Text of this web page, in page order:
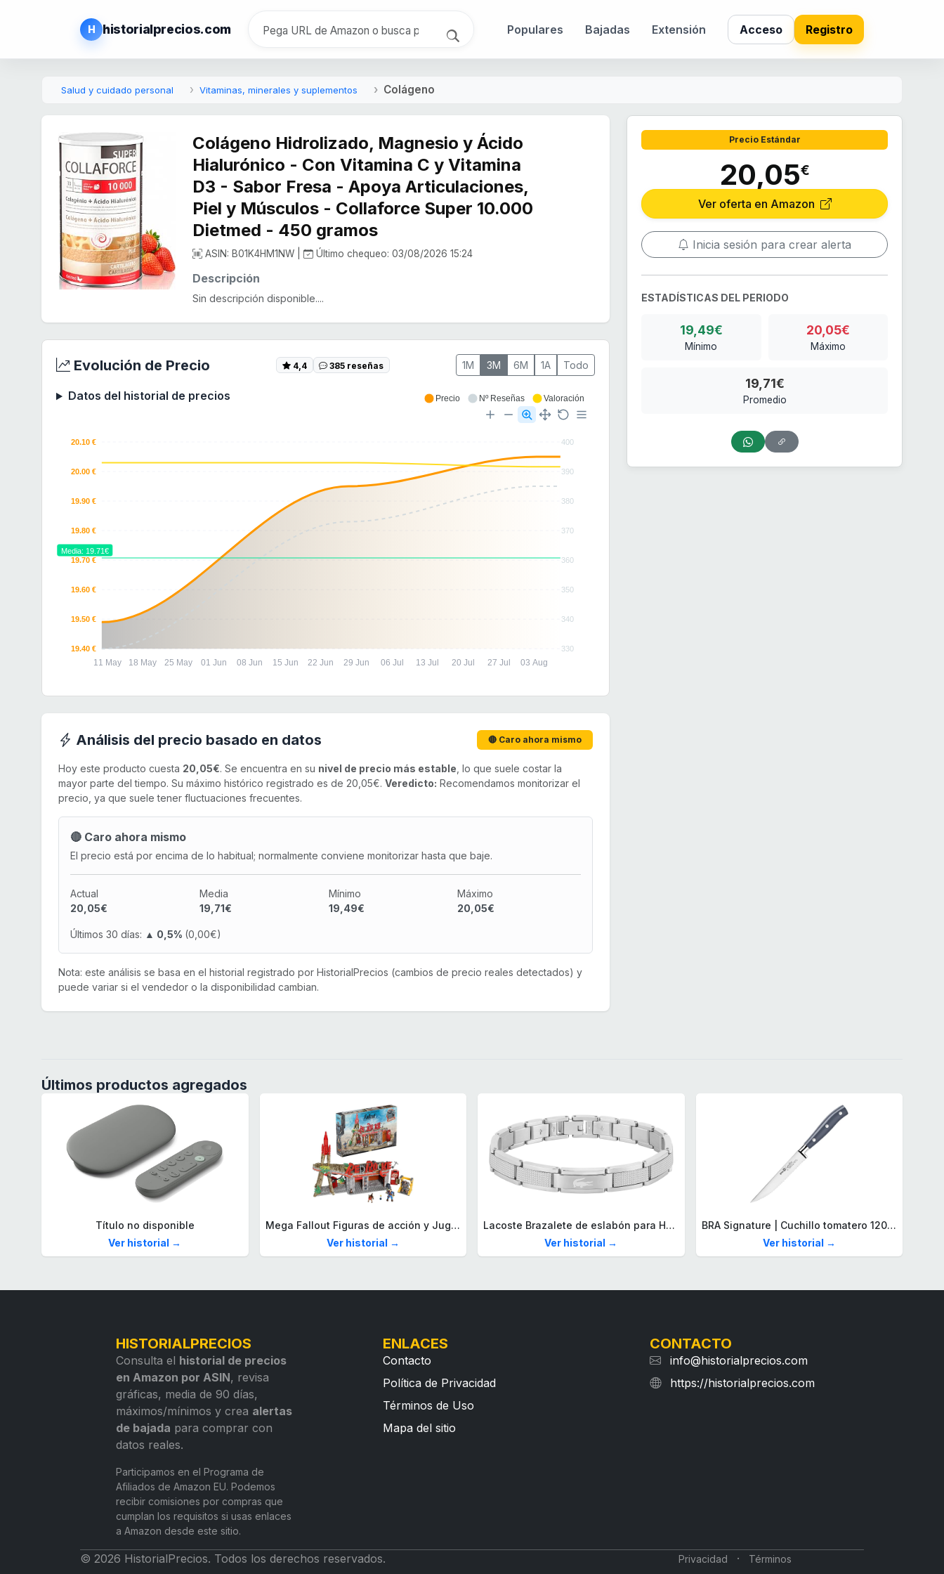
H historialprecios.com Populares Bajadas Extensión Acceso Registro
Salud y cuidado personal Vitaminas, minerales y suplementos Colágeno
Colágeno Hidrolizado, Magnesio y Ácido
Hialurónico - Con Vitamina C y Vitamina
D3 - Sabor Fresa - Apoya Articulaciones,
Piel y Músculos - Collaforce Super 10.000
Dietmed - 450 gramos
ASIN: B01K4HM1NW | Último chequeo: 03/08/2026 15:24
Descripción
Sin descripción disponible....
Evolución de Precio 4,4 385 reseñas 1M 3M 6M 1A Todo
Datos del historial de precios
400
390
380
370
360
350
340
330
20.10 €
20.00 €
19.90 €
19.80 €
19.70 €
19.60 €
19.50 €
19.40 €
11 May 18 May 25 May 01 Jun 08 Jun 15 Jun 22 Jun 29 Jun 06 Jul 13 Jul 20 Jul 27 Jul 03 Aug
Media: 19.71€
Precio Nº Reseñas Valoración
Análisis del precio basado en datos 🔴 Caro ahora mismo
Hoy este producto cuesta 20,05€. Se encuentra en su nivel de precio más estable , lo que suele costar la
mayor parte del tiempo. Su máximo histórico registrado es de 20,05€. Veredicto: Recomendamos monitorizar el
precio, ya que suele tener fluctuaciones frecuentes.
🔴 Caro ahora mismo
El precio está por encima de lo habitual; normalmente conviene monitorizar hasta que baje.
Actual
20,05€
Media
19,71€
Mínimo
19,49€
Máximo
20,05€
Últimos 30 días: ▲ 0,5% (0,00€)
Nota: este análisis se basa en el historial registrado por HistorialPrecios (cambios de precio reales detectados) y
puede variar si el vendedor o la disponibilidad cambian.
Precio Estándar
20,05€
Ver oferta en Amazon
Inicia sesión para crear alerta
ESTADÍSTICAS DEL PERIODO
19,49€
Mínimo
20,05€
Máximo
19,71€
Promedio
Últimos productos agregados
Título no disponible
Ver historial →
Mega Fallout Figuras de acción y Juguetes de construcción, Parada de Camiones Red Rocket con 824 Piezas, 2 Personajes articulados y Accesorios, para coleccionistas, HXT00
Ver historial →
Lacoste Brazalete de eslabón para Hombre Colección STENCIL de Acero inoxidable
Ver historial →
BRA Signature | Cuchillo tomatero 120 mm, Acero Inoxidable alemán forjado con Molibdeno Vanadio, Mango Remachado ABS, Diseño Ergonómico, Hoja 1,6 mm espesor
Ver historial →
HISTORIALPRECIOS
Consulta el historial de precios
en Amazon por ASIN, revisa
gráficas, media de 90 días,
máximos/mínimos y crea alertas
de bajada para comprar con
datos reales.
Participamos en el Programa de
Afiliados de Amazon EU. Podemos
recibir comisiones por compras que
cumplan los requisitos si usas enlaces
a Amazon desde este sitio.
ENLACES
Contacto
Política de Privacidad
Términos de Uso
Mapa del sitio
CONTACTO
info@historialprecios.com
https://historialprecios.com
© 2026 HistorialPrecios. Todos los derechos reservados. Privacidad · Términos